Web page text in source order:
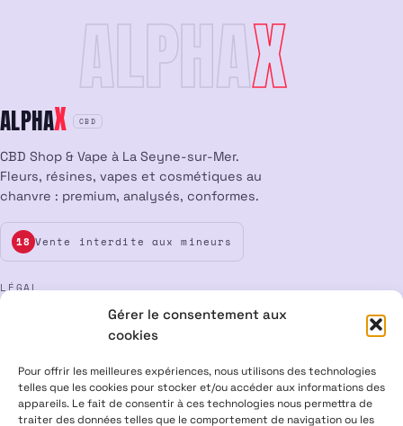
Gérer le consentement aux
cookies
Pour offrir les meilleures expériences, nous utilisons des technologies
telles que les cookies pour stocker et/ou accéder aux informations des
appareils. Le fait de consentir à ces technologies nous permettra de
traiter des données telles que le comportement de navigation ou les
ALPHAX
ALPHAX CBD
CBD Shop & Vape à La Seyne-sur-Mer.
Fleurs, résines, vapes et cosmétiques au
chanvre : premium, analysés, conformes.
18 Vente interdite aux mineurs
LÉGAL
CGV Confidentialité
Cookies
ALPHA X CBD Shop © 2026 · Tous droits réservés